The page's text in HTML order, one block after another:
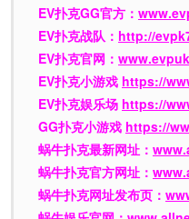
EV扑克GG官方：
EV扑克战队： http://
EV扑克官网：
EV扑克小游戏 https://
EV扑克娱乐场 https://
GG扑克小游戏 https://
蜗牛扑克最新网址：
蜗牛扑克官方网址：
蜗牛扑克网址发布页：